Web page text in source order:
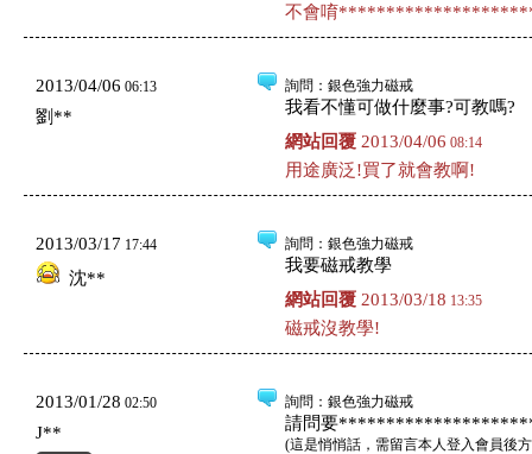
不會唷
2013/04/06 06:13
劉**
詢問 ：銀色強力磁戒
我看不懂可做什麼事?可教嗎?
網站回覆 2013/04/06 08:14
用途廣泛!買了就會教啊!
2013/03/17 17:44
沈**
詢問 ：銀色強力磁戒
我要磁戒教學
網站回覆 2013/03/18 13:35
磁戒沒教學!
2013/01/28 02:50
J**
詢問 ：銀色強力磁戒
請問要
(這是悄悄話，需留言本人登入會員後